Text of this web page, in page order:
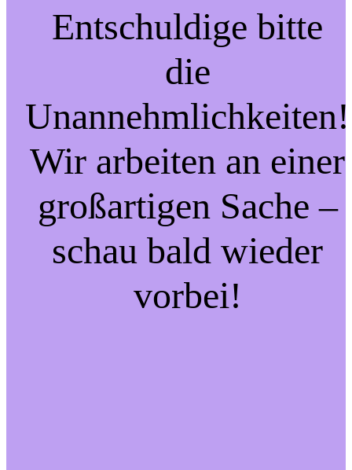
Entschuldige bitte
die
Unannehmlichkeiten!
Wir arbeiten an einer
großartigen Sache –
schau bald wieder
vorbei!